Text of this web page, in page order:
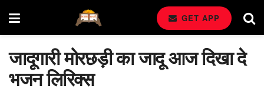
GET APP
जादूगारी मोरछड़ी का जादू आज दिखा दे
भजन लिरिक्स